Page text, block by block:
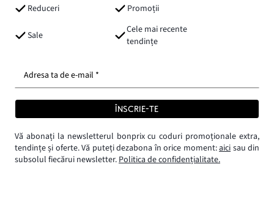
Reduceri
Promoții
Sale
Cele mai recente
tendințe
Adresa ta de e-mail *
ÎNSCRIE-TE
Vă abonați la newsletterul bonprix cu coduri promoționale extra,
tendințe și oferte. Vă puteți dezabona în orice moment:aici sau din
subsolul fiecărui newsletter. Politica de confidențialitate.